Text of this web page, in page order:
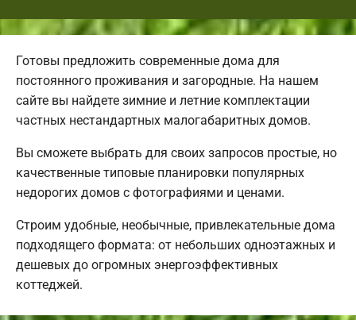
Готовы предложить современные дома для
постоянного проживания и загородные. На нашем
сайте вы найдете зимние и летние комплектации
частных нестандартных малогабаритных домов.
Вы сможете выбрать для своих запросов простые, но
качественные типовые планировки популярных
недорогих домов с фотографиями и ценами.
Строим удобные, необычные, привлекательные дома
подходящего формата: от небольших одноэтажных и
дешевых до огромных энергоэффективных
коттеджей.